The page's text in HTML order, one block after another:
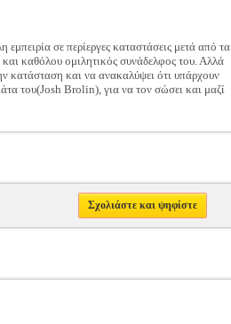
σε περίεργες καταστάσεις μετά από τα
καθόλου ομιλητικός συνάδελφος του. Αλλά
κατάσταση και να ανακαλύψει ότι υπάρχουν
του(Josh Brolin), για να τον σώσει και μαζί
Σχολιάστε και ψηφίστε